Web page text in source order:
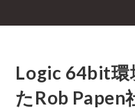
Logic 64bit環
たRob Papen